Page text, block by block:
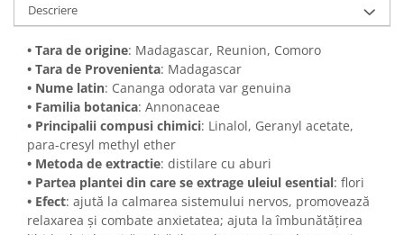
Descriere
• Tara de origine: Madagascar, Reunion, Comoro
• Tara de Provenienta: Madagascar
• Nume latin: Cananga odorata var genuina
• Familia botanica: Annonaceae
• Principalii compusi chimici: Linalol, Geranyl acetate,
para-cresyl methyl ether
• Metoda de extractie: distilare cu aburi
• Partea plantei din care se extrage uleiul esential: flori
• Efect: ajută la calmarea sistemului nervos, promovează
relaxarea și combate anxietatea; ajuta la îmbunătățirea